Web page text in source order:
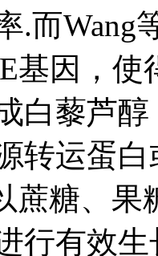
.而Wang
基因，使
白藜芦
转运蛋
蔗糖、
行有效